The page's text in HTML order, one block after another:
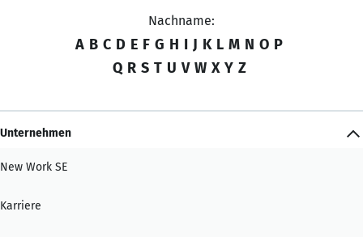
Nachname:
A B C D E F G H I J K L M N O P
Q R S T U V W X Y Z
Unternehmen
New Work SE
Karriere